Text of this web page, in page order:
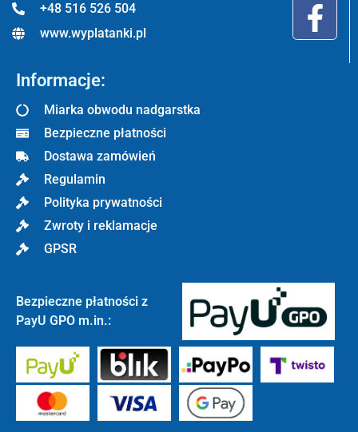
+48 516 526 504
www.wyplatanki.pl
Informacje:
Miarka obwodu nadgarstka
Bezpieczne płatności
Dostawa zamówień
Regulamin
Polityka prywatności
Zwroty i reklamacje
GPSR
Bezpieczne płatności z
PayU GPO m.in.: